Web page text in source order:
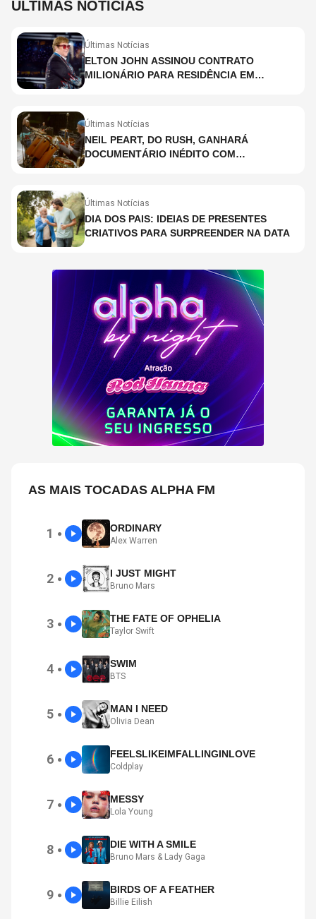
ÚLTIMAS NOTÍCIAS
Últimas Notícias
ELTON JOHN ASSINOU CONTRATO
MILIONÁRIO PARA RESIDÊNCIA EM
Últimas Notícias
NEIL PEART, DO RUSH, GANHARÁ
DOCUMENTÁRIO INÉDITO COM
Últimas Notícias
DIA DOS PAIS: IDEIAS DE PRESENTES
CRIATIVOS PARA SURPREENDER NA DATA
AS MAIS TOCADAS ALPHA FM
1 ● ORDINARY
Alex Warren
2 ● I JUST MIGHT
Bruno Mars
3 ● THE FATE OF OPHELIA
Taylor Swift
4 ● SWIM
BTS
5 ● MAN I NEED
Olivia Dean
6 ● FEELSLIKEIMFALLINGINLOVE
Coldplay
7 ● MESSY
Lola Young
8 ● DIE WITH A SMILE
Bruno Mars & Lady Gaga
9 ● BIRDS OF A FEATHER
Billie Eilish